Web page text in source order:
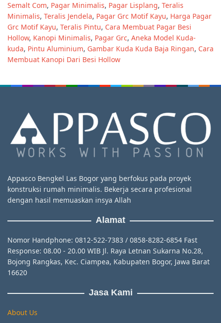
Semalt Com, Pagar Minimalis, Pagar Lisplang, Teralis
Minimalis, Teralis Jendela, Pagar Grc Motif Kayu, Harga Pagar
Grc Motif Kayu, Teralis Pintu, Cara Membuat Pagar Besi
Hollow, Kanopi Minimalis, Pagar Grc, Aneka Model Kuda-
kuda, Pintu Aluminium, Gambar Kuda Kuda Baja Ringan, Cara
Membuat Kanopi Dari Besi Hollow
Appasco Bengkel Las Bogor yang berfokus pada proyek
konstruksi rumah minimalis. Bekerja secara profesional
dengan hasil memuaskan insya Allah
Alamat
Nomor Handphone: 0812-522-7383 / 0858-8282-6854 Fast
Response: 08.00 - 20.00 WIB Jl. Raya Letnan Sukarna No.28,
Bojong Rangkas, Kec. Ciampea, Kabupaten Bogor, Jawa Barat
16620
Jasa Kami
About Us